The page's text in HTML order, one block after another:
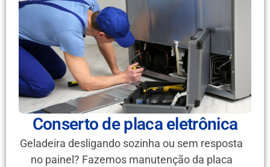
Conserto de placa eletrônica
Geladeira desligando sozinha ou sem resposta
no painel? Fazemos manutenção da placa